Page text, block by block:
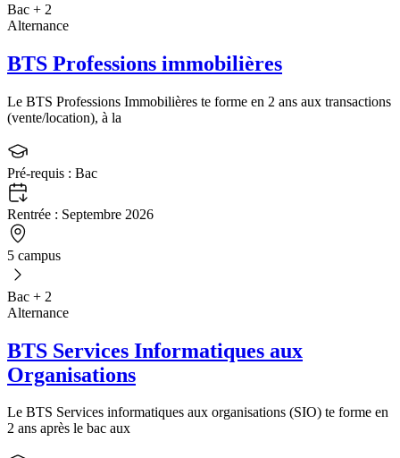
Bac + 2
Alternance
BTS Professions immobilières
Le BTS Professions Immobilières te forme en 2 ans aux transactions
(vente/location), à la
Pré-requis : Bac
Rentrée : Septembre 2026
5 campus
Bac + 2
Alternance
BTS Services Informatiques aux
Organisations
Le BTS Services informatiques aux organisations (SIO) te forme en
2 ans après le bac aux